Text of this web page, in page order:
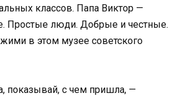
классов. Папа Виктор —
Простые люди. Добрые и честные.
в этом музее советского
показывай, с чем пришла, —